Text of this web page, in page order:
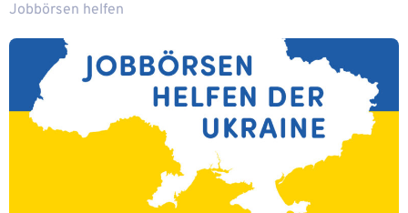
Jobbörsen helfen